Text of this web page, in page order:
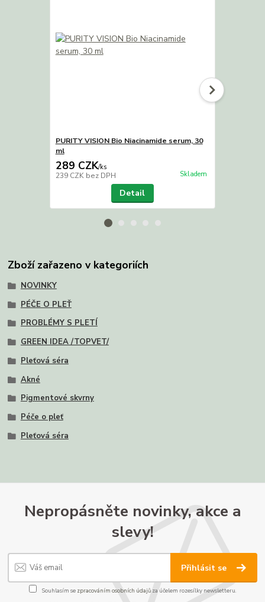
PURITY VISION Bio Niacinamide serum, 30
ml
289 CZK/ks
239 CZK bez DPH Skladem
Detail
Zboží zařazeno v kategoriích
NOVINKY
PÉČE O PLEŤ
PROBLÉMY S PLETÍ
GREEN IDEA /TOPVET/
Pleťová séra
Akné
Pigmentové skvrny
Péče o pleť
Pleťová séra
Nepropásněte novinky, akce a
slevy!
Přihlásit se
Souhlasím se zpracováním osobních údajůza účelem rozesílky newsletteru.